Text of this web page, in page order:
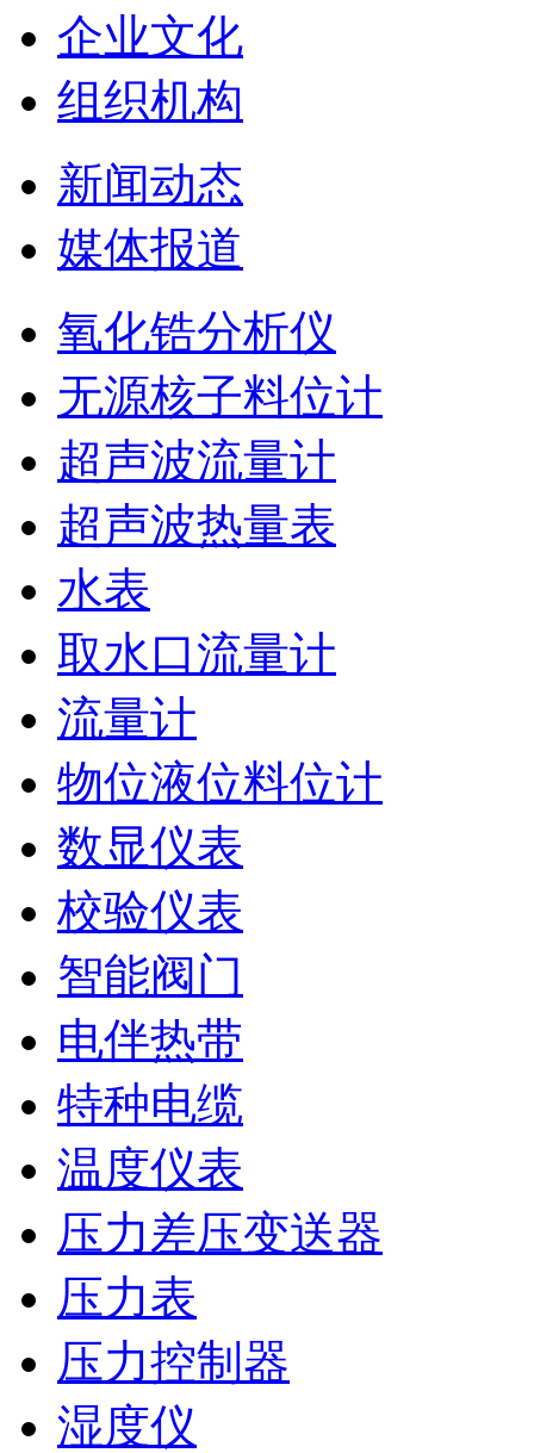
企业文化
组织机构
新闻动态
媒体报道
氧化锆分析仪
无源核子料位计
超声波流量计
超声波热量表
水表
取水口流量计
流量计
物位液位料位计
数显仪表
校验仪表
智能阀门
电伴热带
特种电缆
温度仪表
压力差压变送器
压力表
压力控制器
湿度仪